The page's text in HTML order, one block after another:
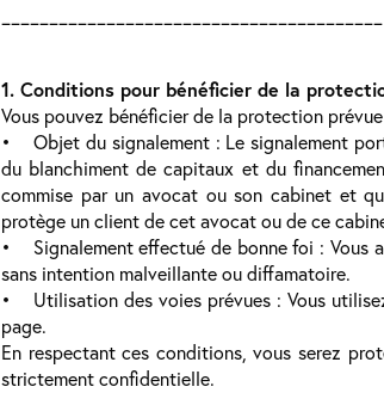
1. Conditions pour bénéficier de la
Vous pouvez bénéficier de la protection
• Objet du signalement : Le signalement
du blanchiment de capitaux et du
commise par un avocat ou son cabinet et
protège un client de cet avocat ou de ce
• Signalement effectué de bonne foi : Vous
sans intention malveillante ou diffamatoire.
• Utilisation des voies prévues : Vous
page.
En respectant ces conditions, vous serez
strictement confidentielle.